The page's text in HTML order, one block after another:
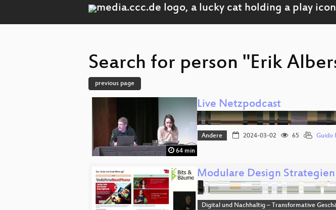
Search for person "Erik
previous page
64 min
Live Netzpodcast
Andere 2024-03-02 65 Guido
Modulare Design Strategien
Digital und Nachhaltig – Transformative